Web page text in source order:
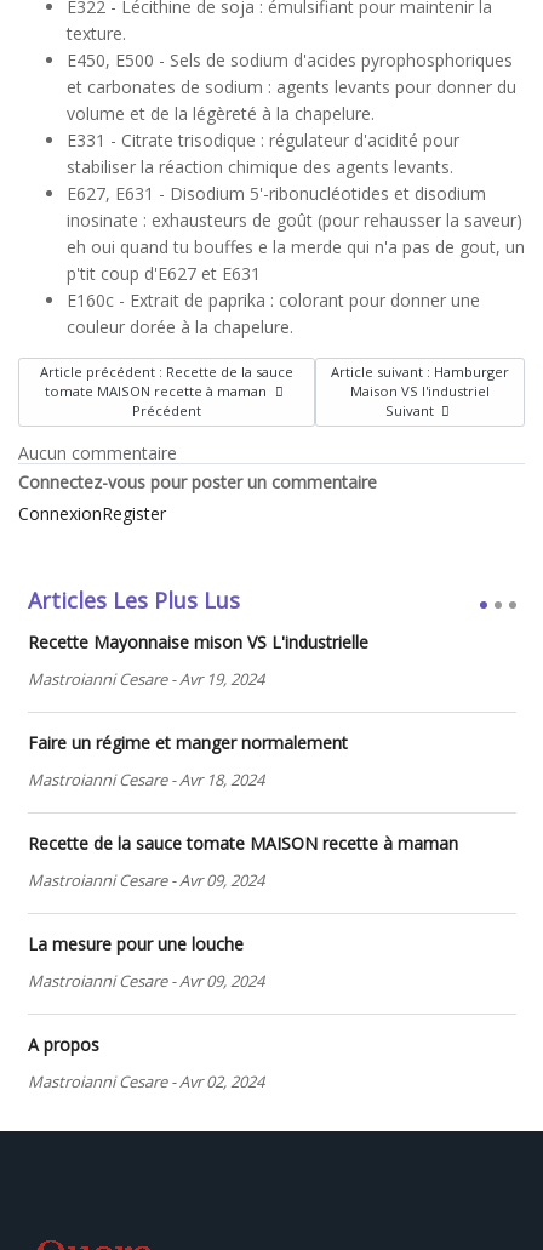
E322 - Lécithine de soja : émulsifiant pour maintenir la
texture.
E450, E500 - Sels de sodium d'acides pyrophosphoriques
et carbonates de sodium : agents levants pour donner du
volume et de la légèreté à la chapelure.
E331 - Citrate trisodique : régulateur d'acidité pour
stabiliser la réaction chimique des agents levants.
E627, E631 - Disodium 5'-ribonucléotides et disodium
inosinate : exhausteurs de goût (pour rehausser la saveur)
eh oui quand tu bouffes e la merde qui n'a pas de gout, un
p'tit coup d'E627 et E631
E160c - Extrait de paprika : colorant pour donner une
couleur dorée à la chapelure.
Article précédent : Recette de la sauce
tomate MAISON recette à maman
Précédent
Article suivant : Hamburger
Maison VS l'industriel
Suivant
Aucun commentaire
Connectez-vous pour poster un commentaire
ConnexionRegister
Articles Les Plus Lus
Recette Mayonnaise mison VS L'industrielle
Mastroianni Cesare-Avr 19, 2024
Faire un régime et manger normalement
Mastroianni Cesare-Avr 18, 2024
Recette de la sauce tomate MAISON recette à maman
Mastroianni Cesare-Avr 09, 2024
La mesure pour une louche
Mastroianni Cesare-Avr 09, 2024
A propos
Mastroianni Cesare-Avr 02, 2024